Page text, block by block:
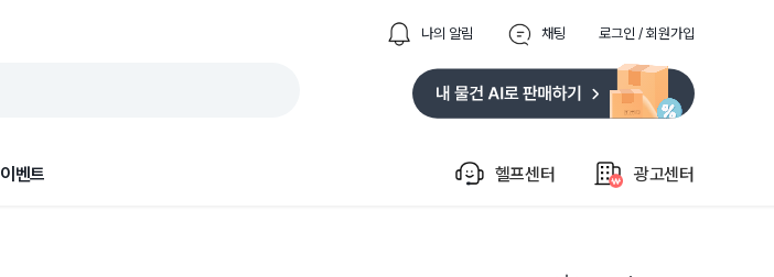
나의 알림 채팅 로그인 / 회원가입
이벤트 헬프센터 광고센터